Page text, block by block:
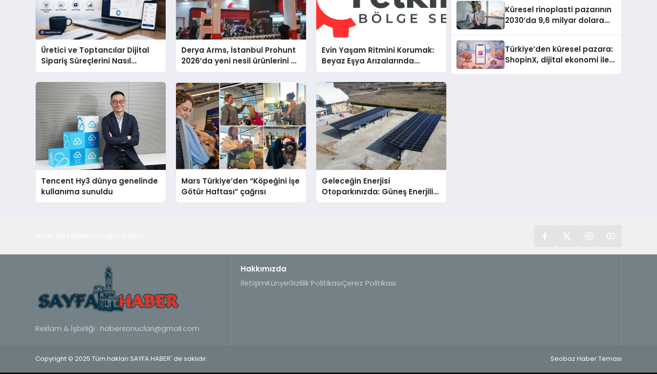
Üretici ve Toptancılar Dijital
Sipariş Süreçlerini Nasıl
Yönetmeli?
Derya Arms, İstanbul Prohunt
2026’da yeni nesil ürünlerini ve
global marka vizyonunu
sergiledi
Evin Yaşam Ritmini Korumak:
Beyaz Eşya Arızalarında
Dürüst ve İnsan Odaklı Destek
Tencent Hy3 dünya genelinde
kullanıma sunuldu
Mars Türkiye’den “Köpeğini İşe
Götür Haftası” çağrısı
Geleceğin Enerjisi
Otoparkınızda: Güneş Enerjili
Carport (Solar Otopark)
Küresel rinoplasti pazarının
2030’da 9,6 milyar dolara
Türkiye’den küresel pazara:
ShopinX, dijital ekonomi ile
Reklam & İşbirliği : habersonuclari@gmail.com
Hakkımızda
İletişimKünyeGizlilik PolitikasıÇerez Politikası
Copyright © 2025 Tüm hakları SAYFA HABER' de saklıdır. Seobaz Haber Teması